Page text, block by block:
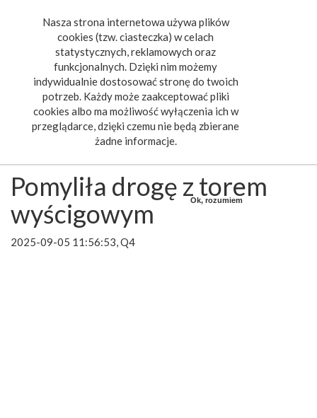
Nasza strona internetowa używa plików
cookies (tzw. ciasteczka) w celach
statystycznych, reklamowych oraz
funkcjonalnych. Dzięki nim możemy
indywidualnie dostosować stronę do twoich
potrzeb. Każdy może zaakceptować pliki
cookies albo ma możliwość wyłączenia ich w
przeglądarce, dzięki czemu nie będą zbierane
żadne informacje.
Ok, rozumiem
Pomyliła drogę z torem
wyścigowym
2025-09-05 11:56:53, Q4